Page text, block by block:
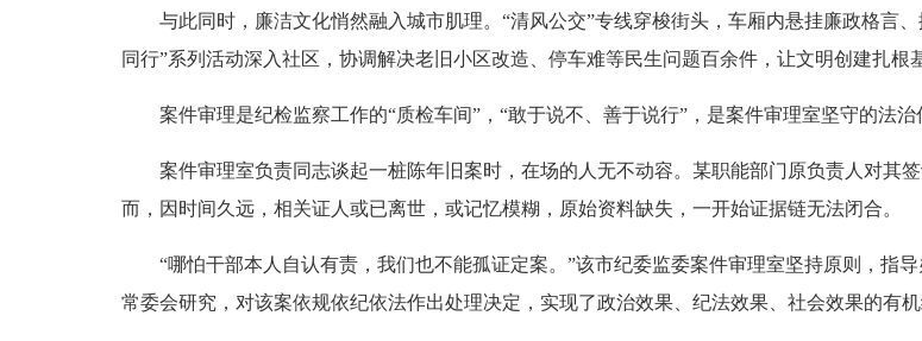
与此同时，廉洁文化悄然融入城市肌理。“清风公交”专线穿梭街头，车厢内悬挂廉政格言、
同行”系列活动深入社区，协调解决老旧小区改造、停车难等民生问题百余件，让文明创建扎根
案件审理是纪检监察工作的“质检车间”，“敢于说不、善于说行”，是案件审理室坚守的法治
案件审理室负责同志谈起一桩陈年旧案时，在场的人无不动容。某职能部门原负责人对其
而，因时间久远，相关证人或已离世，或记忆模糊，原始资料缺失，一开始证据链无法闭合。
“哪怕干部本人自认有责，我们也不能孤证定案。”该市纪委监委案件审理室坚持原则，指
常委会研究，对该案依规依纪依法作出处理决定，实现了政治效果、纪法效果、社会效果的有